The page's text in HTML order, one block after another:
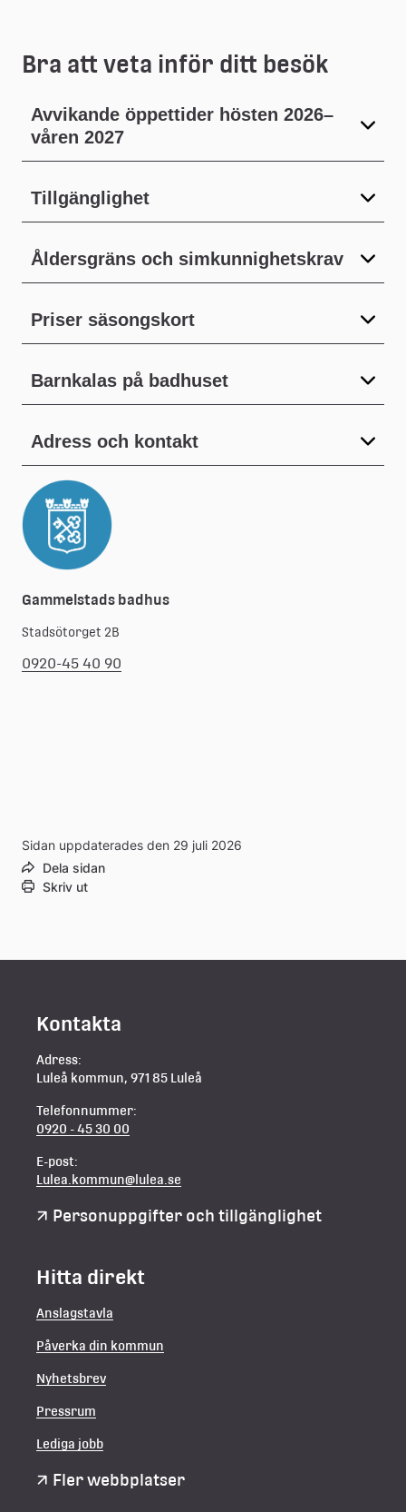
Bra att veta inför ditt besök
Avvikande öppettider hösten 2026–
våren 2027
Tillgänglighet
Åldersgräns och simkunnighetskrav
Priser säsongskort
Barnkalas på badhuset
Adress och kontakt
Gammelstads badhus
Stadsötorget 2B
0920-45 40 90
Sidan uppdaterades den 29 juli 2026
Dela sidan
Skriv ut
Kontakta
Adress:
Luleå kommun, 971 85 Luleå
Telefonnummer:
0920 - 45 30 00
E-post:
Lulea.kommun@lulea.se
Personuppgifter och tillgänglighet
Hitta direkt
Anslagstavla
Påverka din kommun
Nyhetsbrev
Pressrum
Lediga jobb
Fler webbplatser